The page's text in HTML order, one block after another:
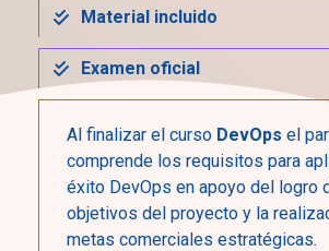
Material incluido
Examen oficial
Al finalizar el curso DevOps el
comprende los requisitos para
éxito DevOps en apoyo del logro
objetivos del proyecto y la
metas comerciales estratégicas.